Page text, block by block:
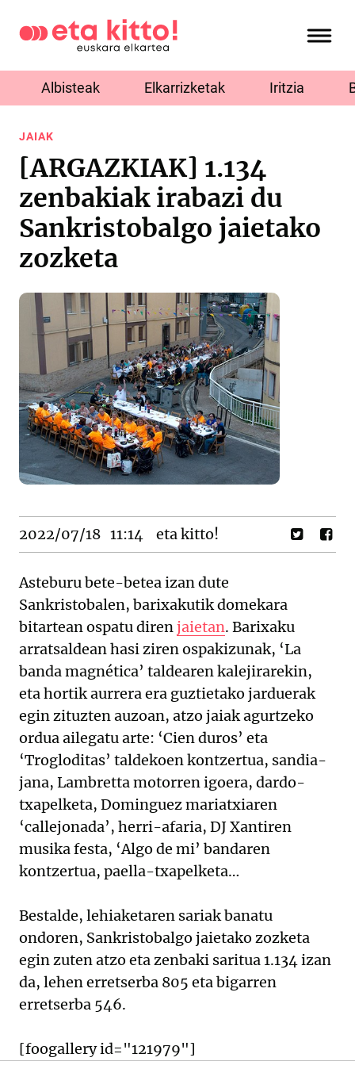
Albisteak Elkarrizketak Iritzia
JAIAK
[ARGAZKIAK] 1.134
zenbakiak irabazi du
Sankristobalgo jaietako
zozketa
2022/07/18 11:14 eta kitto!
Asteburu bete-betea izan dute
Sankristobalen, barixakutik domekara
bitartean ospatu direnjaietan. Barixaku
arratsaldean hasi ziren ospakizunak, ‘La
banda magnética’ taldearen kalejirarekin,
eta hortik aurrera era guztietako jarduerak
egin zituzten auzoan, atzo jaiak agurtzeko
ordua ailegatu arte: ‘Cien duros’ eta
‘Trogloditas’ taldekoen kontzertua, sandia-
jana, Lambretta motorren igoera, dardo-
txapelketa, Dominguez mariatxiaren
‘callejonada’, herri-afaria, DJ Xantiren
musika festa, ‘Algo de mi’ bandaren
kontzertua, paella-txapelketa…
Bestalde, lehiaketaren sariak banatu
ondoren, Sankristobalgo jaietako zozketa
egin zuten atzo eta zenbaki saritua 1.134 izan
da, lehen erretserba 805 eta bigarren
erretserba 546.
[foogallery id="121979"]